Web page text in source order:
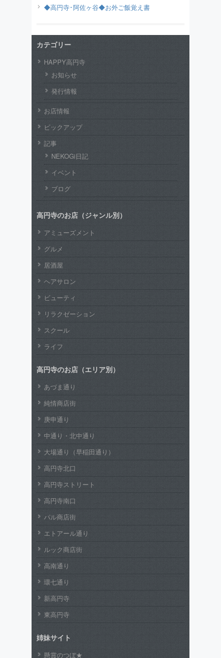
◆高円寺･阿佐ヶ谷◆お外ご飯覚え書
カテゴリー
HAPPY高円寺
お知らせ
発行情報
お店情報
ピックアップ
記事
NEKOGi日記
イベント
ブログ
高円寺のお店（ジャンル別）
アミューズメント
グルメ
居酒屋
ヘアサロン
ビューティ
リラクゼーション
スクール
ライフ
高円寺のお店（エリア別）
あづま通り
純情商店街
庚申通り
中通り・北中通り
大場通り（早稲田通り）
高円寺北口
高円寺ストリート
高円寺南口
パル商店街
エトアール通り
ルック商店街
高南通り
環七通り
新高円寺
東高円寺
姉妹サイト
懸賞のつぼ★